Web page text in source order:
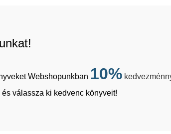
Webshopunkban 10%
válassza ki kedvenc könyveit!